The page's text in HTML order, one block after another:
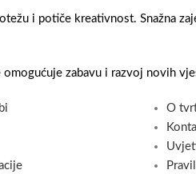
i potiče kreativnost. Snažna
zabavu i razvoj novih
O